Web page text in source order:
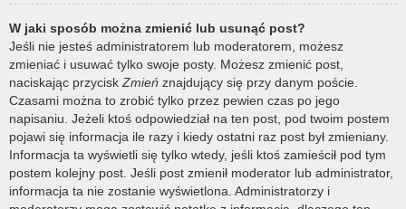
W jaki sposób można zmienić lub usunąć post?
Jeśli nie jesteś administratorem lub moderatorem, możesz
zmieniać i usuwać tylko swoje posty. Możesz zmienić post,
naciskając przycisk Zmień znajdujący się przy danym poście.
Czasami można to zrobić tylko przez pewien czas po jego
napisaniu. Jeżeli ktoś odpowiedział na ten post, pod twoim postem
pojawi się informacja ile razy i kiedy ostatni raz post był zmieniany.
Informacja ta wyświetli się tylko wtedy, jeśli ktoś zamieścił pod tym
postem kolejny post. Jeśli post zmienił moderator lub administrator,
informacja ta nie zostanie wyświetlona. Administratorzy i